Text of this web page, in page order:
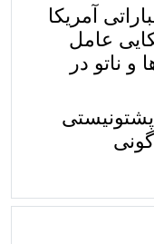
آمریکا
عامل
ناتو در